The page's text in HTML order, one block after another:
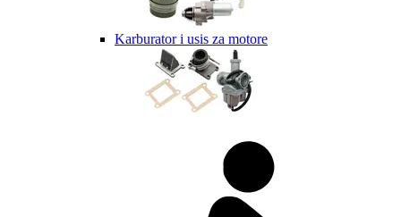
Karburator i usis za motore